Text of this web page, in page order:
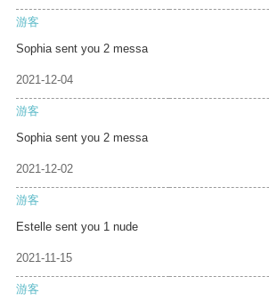
游客
Sophia sent you 2 messa
2021-12-04
游客
Sophia sent you 2 messa
2021-12-02
游客
Estelle sent you 1 nude
2021-11-15
游客